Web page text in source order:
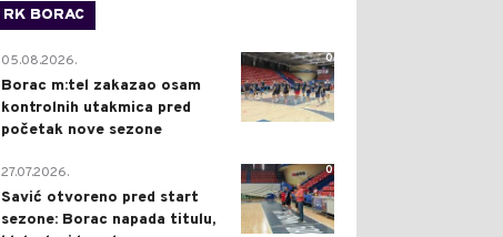
RK BORAC
0
05.08.2026.
Borac m:tel zakazao osam
kontrolnih utakmica pred
početak nove sezone
0
27.07.2026.
Savić otvoreno pred start
sezone: Borac napada titulu,